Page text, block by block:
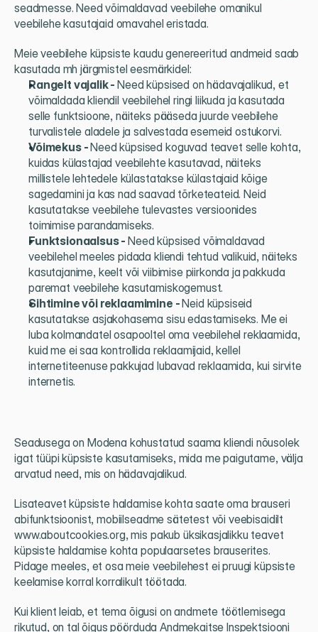
seadmesse. Need võimaldavad veebilehe omanikul
veebilehe kasutajaid omavahel eristada.
Meie veebilehe küpsiste kaudu genereeritud andmeid saab
kasutada mh järgmistel eesmärkidel:
Rangelt vajalik - Need küpsised on hädavajalikud, et
võimaldada kliendil veebilehel ringi liikuda ja kasutada
selle funktsioone, näiteks pääseda juurde veebilehe
turvalistele aladele ja salvestada esemeid ostukorvi.
Võimekus - Need küpsised koguvad teavet selle kohta,
kuidas külastajad veebilehte kasutavad, näiteks
millistele lehtedele külastatakse külastajaid kõige
sagedamini ja kas nad saavad tõrketeateid. Neid
kasutatakse veebilehe tulevastes versioonides
toimimise parandamiseks.
Funktsionaalsus - Need küpsised võimaldavad
veebilehel meeles pidada kliendi tehtud valikuid, näiteks
kasutajanime, keelt või viibimise piirkonda ja pakkuda
paremat veebilehe kasutamiskogemust.
Sihtimine või reklaamimine - Neid küpsiseid
kasutatakse asjakohasema sisu edastamiseks. Me ei
luba kolmandatel osapooltel oma veebilehel reklaamida,
kuid me ei saa kontrollida reklaamijaid, kellel
internetiteenuse pakkujad lubavad reklaamida, kui sirvite
internetis.
Seadusega on Modena kohustatud saama kliendi nõusolek
igat tüüpi küpsiste kasutamiseks, mida me paigutame, välja
arvatud need, mis on hädavajalikud.
Lisateavet küpsiste haldamise kohta saate oma brauseri
abifunktsioonist, mobiilseadme sätetest või veebisaidilt
www.aboutcookies.org, mis pakub üksikasjalikku teavet
küpsiste haldamise kohta populaarsetes brauserites.
Pidage meeles, et osa meie veebilehest ei pruugi küpsiste
keelamise korral korralikult töötada.
Kui klient leiab, et tema õigusi on andmete töötlemisega
rikutud, on tal õigus pöörduda Andmekaitse Inspektsiooni